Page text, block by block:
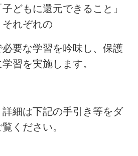
どもに還元できること」
れぞれの
学習を吟味し、保護
習を実施します。
下記の手引き等をダ
覧ください。